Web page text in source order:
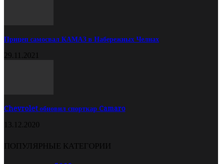
Прицеп самосвал КАМАЗ в Набережных Челнах
29.11.2021
Chevrolet обновил спорткар Camaro
13.12.2020
ПОПУЛЯРНЫЕ КАТЕГОРИИ